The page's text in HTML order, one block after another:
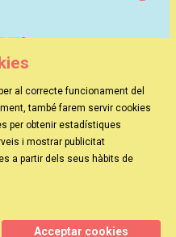
| TEATRE VICTÒRIA
al correcte funcionament del
també farem servir cookies
per obtenir estadístiques
i mostrar publicitat
a partir dels seus hàbits de
Acceptar cookies